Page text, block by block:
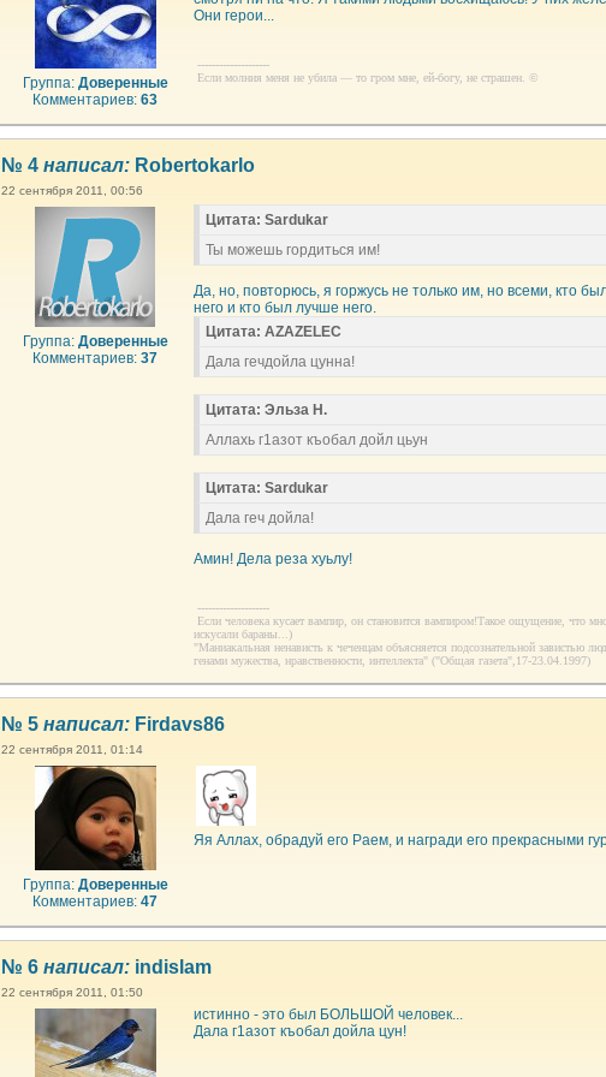
Группа: Доверенные
Комментариев: 63
Они герои...
--------------------
Если молния меня не убила — то гром мне, ей-богу, не страшен. ©
№ 4 написал: Robertokarlo
22 сентября 2011, 00:56
Группа: Доверенные
Комментариев: 37
Цитата: Sardukar
Ты можешь гордиться им!
Да, но, повторюсь, я горжусь не только им, но всеми, кто
него и кто был лучше него.
Цитата: AZAZELEC
Дала гечдойла цунна!
Цитата: Эльза Н.
Аллахь г1азот къобал дойл цьун
Цитата: Sardukar
Дала геч дойла!
Амин! Дела реза хуьлу!
--------------------
Если человека кусает вампир, он становится вампиром!Такое ощущение, что
искусали бараны...)
"Маниакальная ненависть к чеченцам объясняется подсознательной завистью
генами мужества, нравственности, интеллекта" ("Общая газета",17-23.04.1997)
№ 5 написал: Firdavs86
22 сентября 2011, 01:14
Группа: Доверенные
Комментариев: 47
Яя Аллах, обрадуй его Раем, и награди его прекрасными
№ 6 написал: indislam
22 сентября 2011, 01:50
истинно - это был БОЛЬШОЙ человек...
Дала г1азот къобал дойла цун!